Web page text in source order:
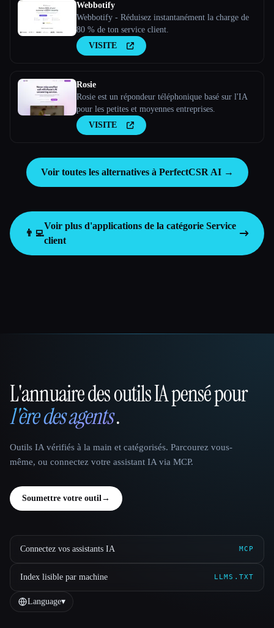
Webbotify
Webbotify - Réduisez instantanément la charge de
80 % de ton service client.
VISITE
Rosie
Rosie est un répondeur téléphonique basé sur l'IA
pour les petites et moyennes entreprises.
VISITE
Voir toutes les alternatives à PerfectCSR AI →
👨‍💻
Voir plus d'applications de la catégorie Service
client
That AI Collection
L'annuaire des outils IA pensé pour
l'ère des agents.
Outils IA vérifiés à la main et catégorisés. Parcourez vous-
même, ou connectez votre assistant IA via MCP.
Soumettre votre outil→
Connectez vos assistants IA MCP
Index lisible par machine LLMS.TXT
Language▾